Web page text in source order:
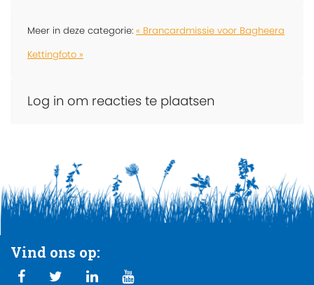
Meer in deze categorie: « Brancardmissie voor Bagheera
Kettingfoto »
Log in om reacties te plaatsen
Vind ons op: